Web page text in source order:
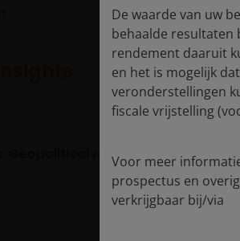
Geopolitical realignment, AI, and
De waarde van uw
behaalde resultaten
rendement daaruit
en het is mogelijk
veronderstellingen
fiscale vrijstelling
Voor meer
prospectus en
verkrijgbaar bij/via